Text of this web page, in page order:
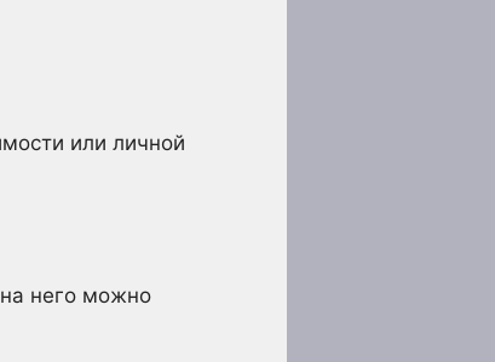
или личной
него можно